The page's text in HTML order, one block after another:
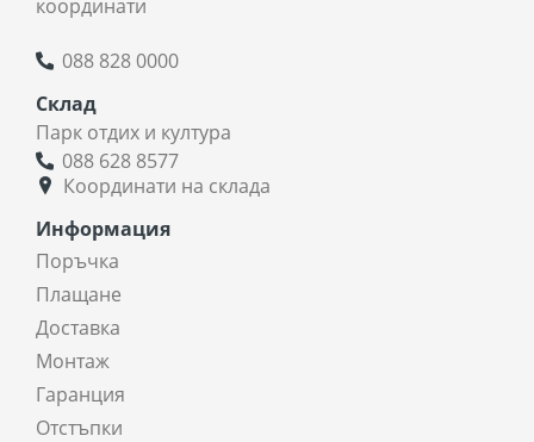
координати
088 828 0000
Склад
Парк отдих и култура
088 628 8577
Координати на склада
Информация
Поръчка
Плащане
Доставка
Монтаж
Гаранция
Отстъпки